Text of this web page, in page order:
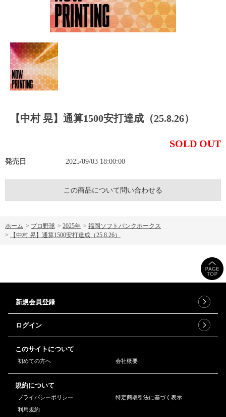
【中村 晃】通算1500安打達成（25.8.26）
SOLD OUT
発売日 2025/09/03 18:00:00
この商品について問い合わせる
ホーム > プロ野球 > 2025年 > 福岡ソフトバンクホークス
>
【中村 晃】通算1500安打達成（25.8.26）
新規会員登録
ログイン
このサイトについて
初めての方へ 会社概要
規約について
プライバシーポリシー
特定商取引法に基づく表示
利用規約